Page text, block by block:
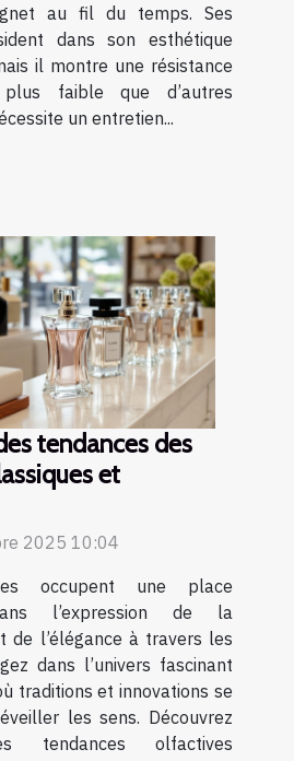
au fil du temps. Ses
dans son esthétique
il montre une résistance
faible que d’autres
un entretien...
tendances des
et
2025 10:04
occupent une place
l’expression de la
de l’élégance à travers les
dans l’univers fascinant
traditions et innovations se
les sens. Découvrez
tendances olfactives